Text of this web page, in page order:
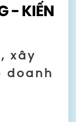
- KIẾN
xây
doanh